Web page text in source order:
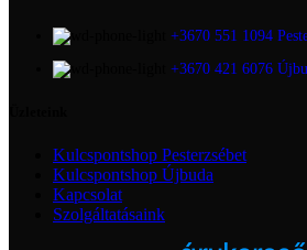
+3670 551 1094
+3670 421 6076
Kulcspontshop Pesterzsébet
Kulcspontshop Újbuda
Kapcsolat
Szolgáltatásaink